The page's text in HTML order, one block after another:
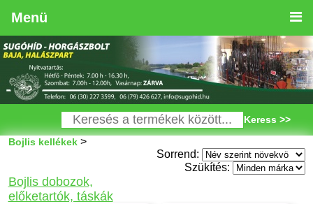
Menü
Keress >>
Bojlis kellékek>
Sorrend:
Szükítés:
Bojlis dobozok,
előketartók, táskák